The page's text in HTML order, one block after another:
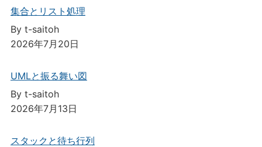
集合とリスト処理
By t-saitoh
2026年7月20日
UMLと振る舞い図
By t-saitoh
2026年7月13日
スタックと待ち行列